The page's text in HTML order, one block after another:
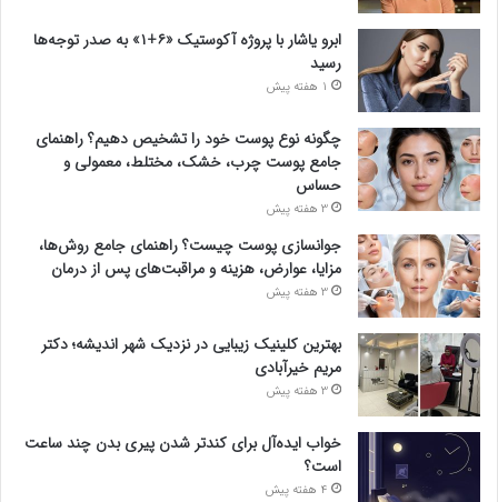
ابرو یاشار با پروژه آکوستیک «۶+۱» به صدر توجه‌ها
رسید
1 هفته پیش
چگونه نوع پوست خود را تشخیص دهیم؟ راهنمای
جامع پوست چرب، خشک، مختلط، معمولی و
حساس
3 هفته پیش
جوانسازی پوست چیست؟ راهنمای جامع روش‌ها،
مزایا، عوارض، هزینه و مراقبت‌های پس از درمان
3 هفته پیش
بهترین کلینیک زیبایی در نزدیک شهر اندیشه؛ دکتر
مریم خیرآبادی
3 هفته پیش
خواب ایده‌آل برای کندتر شدن پیری بدن چند ساعت
است؟
4 هفته پیش